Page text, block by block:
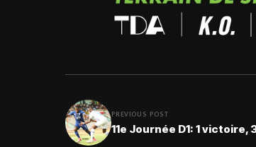
PREVIOUS POST
11e Journée D1: 1 victoire,